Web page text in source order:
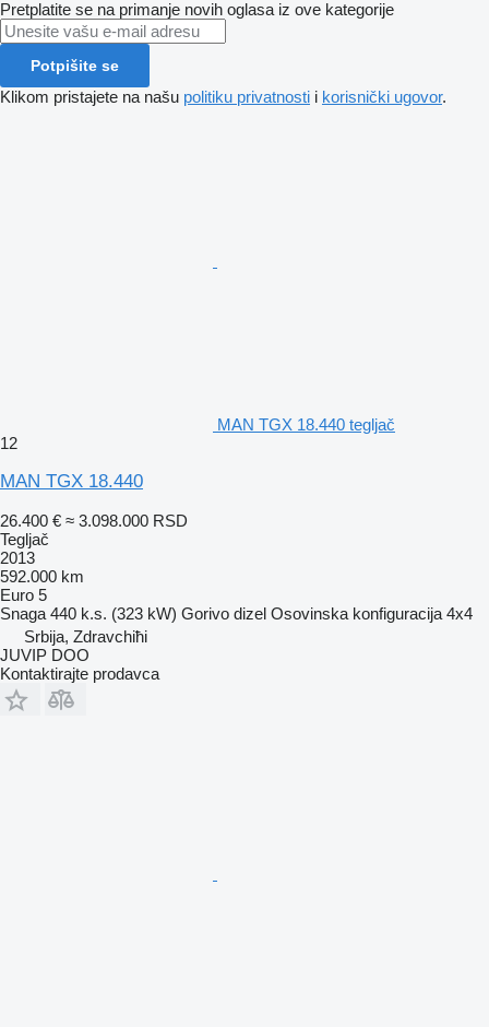
Pretplatite se na primanje novih oglasa iz ove kategorije
Potpišite se
Klikom pristajete na našu politiku privatnosti i korisnički ugovor.
MAN TGX 18.440 tegljač
12
MAN TGX 18.440
26.400 € ≈ 3.098.000 RSD
Tegljač
2013
592.000 km
Euro 5
Snaga 440 k.s. (323 kW) Gorivo dizel Osovinska konfiguracija 4x4
Srbija, Zdravchiћi
JUVIP DOO
Kontaktirajte prodavca